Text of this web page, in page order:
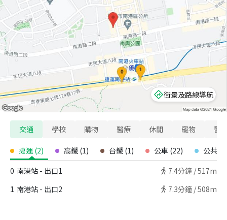
街景及路線導航
交通 學校 購物 醫療 休閒 寵物 警
捷運 (2) 高鐵 (1) 台鐵 (1) 公車 (22)
公共自
0 南港站 - 出口1 7.4分鐘 /517m
1 南港站 - 出口2 7.3分鐘 /508m